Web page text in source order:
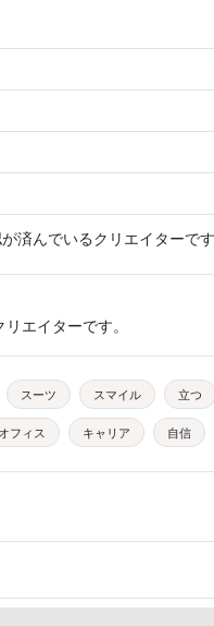
済んでいるクリエイターです
エイターです。
スーツ スマイル 立つ
オフィス キャリア 自信
リアウーマン 働く フレ
ギー